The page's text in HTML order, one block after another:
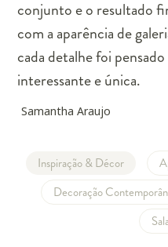
conjunto e o resultado
com a aparência de
cada detalhe foi
interessante e única.
Samantha Araujo
Inspiração & Décor
Decoração